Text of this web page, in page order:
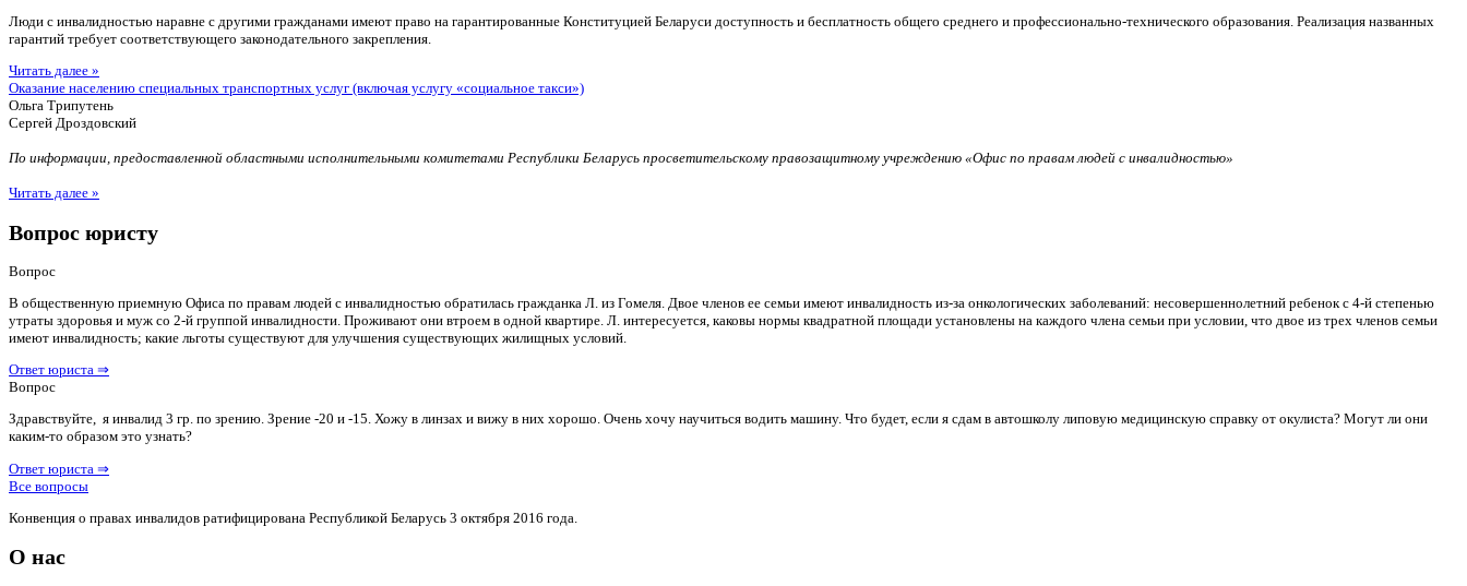
Люди с инвалидностью наравне с другими гражданами имеют право на гарантированные Конституцией Беларуси доступность и бесплатность общего среднего и профессионально-технического образования. Реализация названных
гарантий требует соответствующего законодательного закрепления.
Читать далее »
Оказание населению специальных транспортных услуг (включая услугу «социальное такси»)
Ольга Трипутень
Сергей Дроздовский
По информации, предоставленной областными исполнительными комитетами Республики Беларусь просветительскому правозащитному учреждению «Офис по правам людей с инвалидностью»
Читать далее »
Вопрос юристу
Вопрос
В общественную приемную Офиса по правам людей с инвалидностью обратилась гражданка Л. из Гомеля. Двое членов ее семьи имеют инвалидность из-за онкологических заболеваний: несовершеннолетний ребенок с 4-й степенью
утраты здоровья и муж со 2-й группой инвалидности. Проживают они втроем в одной квартире. Л. интересуется, каковы нормы квадратной площади установлены на каждого члена семьи при условии, что двое из трех членов семьи
имеют инвалидность; какие льготы существуют для улучшения существующих жилищных условий.
Ответ юриста ⇒
Вопрос
Здравствуйте, я инвалид 3 гр. по зрению. Зрение -20 и -15. Хожу в линзах и вижу в них хорошо. Очень хочу научиться водить машину. Что будет, если я сдам в автошколу липовую медицинскую справку от окулиста? Могут ли они
каким-то образом это узнать?
Ответ юриста ⇒
Все вопросы
Конвенция о правах инвалидов ратифицирована Республикой Беларусь 3 октября 2016 года.
О нас